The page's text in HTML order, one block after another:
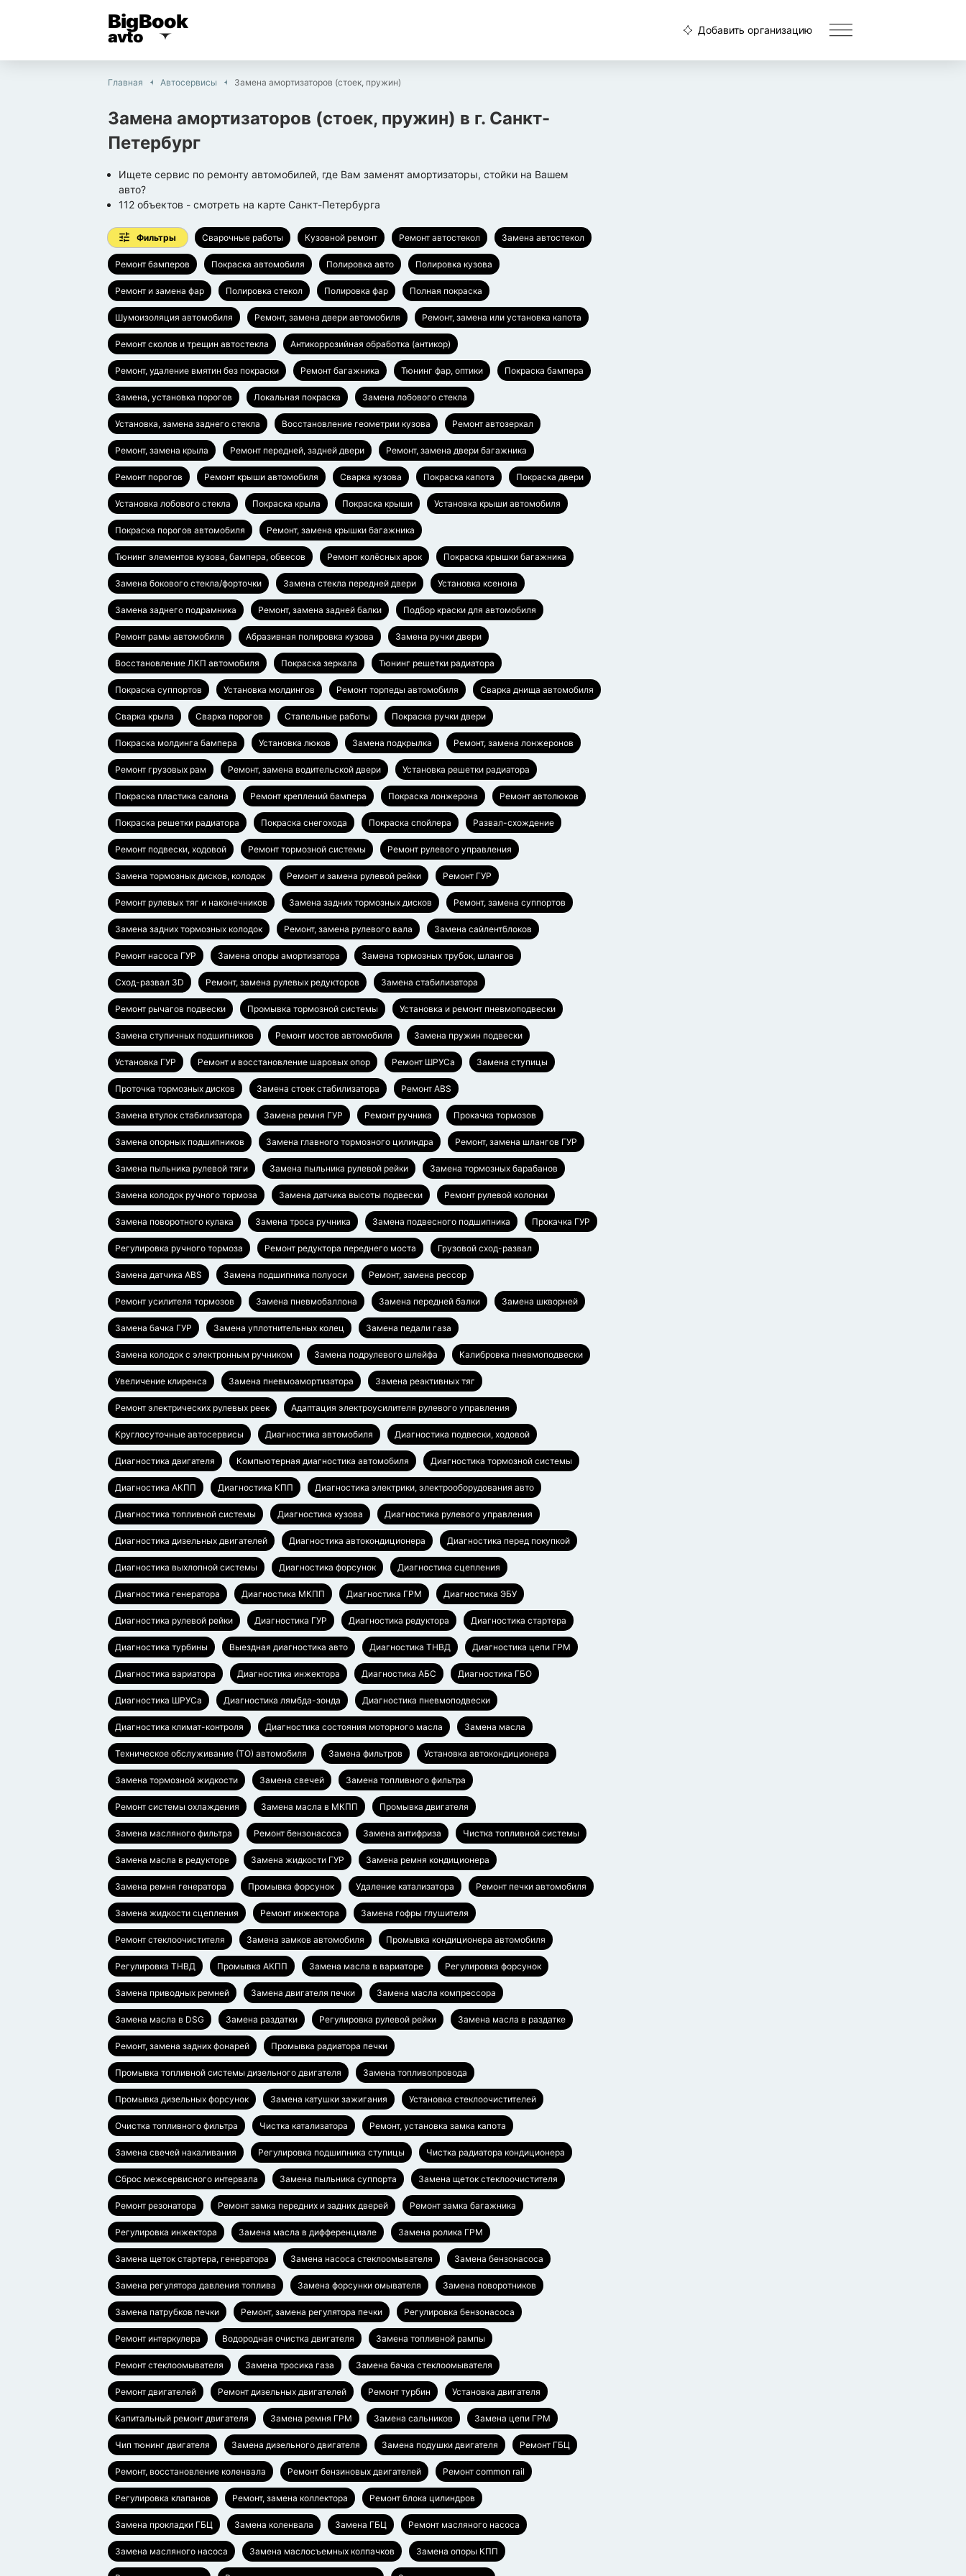
BigBook
avto Добавить организацию
Главная Автосервисы Замена амортизаторов (стоек, пружин)
Замена амортизаторов (стоек, пружин) в г. Санкт-
Петербург
Ищете сервис по ремонту автомобилей, где Вам заменят амортизаторы, стойки на Вашем
авто?
112 объектов - смотреть на карте Санкт-Петербурга
Фильтры Сварочные работы Кузовной ремонт Ремонт автостекол Замена автостекол
Ремонт бамперов Покраска автомобиля Полировка авто Полировка кузова
Ремонт и замена фар Полировка стекол Полировка фар Полная покраска
Шумоизоляция автомобиля Ремонт, замена двери автомобиля Ремонт, замена или установка капота
Ремонт сколов и трещин автостекла Антикоррозийная обработка (антикор)
Ремонт, удаление вмятин без покраски Ремонт багажника Тюнинг фар, оптики Покраска бампера
Замена, установка порогов Локальная покраска Замена лобового стекла
Установка, замена заднего стекла Восстановление геометрии кузова Ремонт автозеркал
Ремонт, замена крыла Ремонт передней, задней двери Ремонт, замена двери багажника
Ремонт порогов Ремонт крыши автомобиля Сварка кузова Покраска капота Покраска двери
Установка лобового стекла Покраска крыла Покраска крыши Установка крыши автомобиля
Покраска порогов автомобиля Ремонт, замена крышки багажника
Тюнинг элементов кузова, бампера, обвесов Ремонт колёсных арок Покраска крышки багажника
Замена бокового стекла/форточки Замена стекла передней двери Установка ксенона
Замена заднего подрамника Ремонт, замена задней балки Подбор краски для автомобиля
Ремонт рамы автомобиля Абразивная полировка кузова Замена ручки двери
Восстановление ЛКП автомобиля Покраска зеркала Тюнинг решетки радиатора
Покраска суппортов Установка молдингов Ремонт торпеды автомобиля Сварка днища автомобиля
Сварка крыла Сварка порогов Стапельные работы Покраска ручки двери
Покраска молдинга бампера Установка люков Замена подкрылка Ремонт, замена лонжеронов
Ремонт грузовых рам Ремонт, замена водительской двери Установка решетки радиатора
Покраска пластика салона Ремонт креплений бампера Покраска лонжерона Ремонт автолюков
Покраска решетки радиатора Покраска снегохода Покраска спойлера Развал-схождение
Ремонт подвески, ходовой Ремонт тормозной системы Ремонт рулевого управления
Замена тормозных дисков, колодок Ремонт и замена рулевой рейки Ремонт ГУР
Ремонт рулевых тяг и наконечников Замена задних тормозных дисков Ремонт, замена суппортов
Замена задних тормозных колодок Ремонт, замена рулевого вала Замена сайлентблоков
Ремонт насоса ГУР Замена опоры амортизатора Замена тормозных трубок, шлангов
Сход-развал 3D Ремонт, замена рулевых редукторов Замена стабилизатора
Ремонт рычагов подвески Промывка тормозной системы Установка и ремонт пневмоподвески
Замена ступичных подшипников Ремонт мостов автомобиля Замена пружин подвески
Установка ГУР Ремонт и восстановление шаровых опор Ремонт ШРУСа Замена ступицы
Проточка тормозных дисков Замена стоек стабилизатора Ремонт ABS
Замена втулок стабилизатора Замена ремня ГУР Ремонт ручника Прокачка тормозов
Замена опорных подшипников Замена главного тормозного цилиндра Ремонт, замена шлангов ГУР
Замена пыльника рулевой тяги Замена пыльника рулевой рейки Замена тормозных барабанов
Замена колодок ручного тормоза Замена датчика высоты подвески Ремонт рулевой колонки
Замена поворотного кулака Замена троса ручника Замена подвесного подшипника Прокачка ГУР
Регулировка ручного тормоза Ремонт редуктора переднего моста Грузовой сход-развал
Замена датчика ABS Замена подшипника полуоси Ремонт, замена рессор
Ремонт усилителя тормозов Замена пневмобаллона Замена передней балки Замена шкворней
Замена бачка ГУР Замена уплотнительных колец Замена педали газа
Замена колодок с электронным ручником Замена подрулевого шлейфа Калибровка пневмоподвески
Увеличение клиренса Замена пневмоамортизатора Замена реактивных тяг
Ремонт электрических рулевых реек Адаптация электроусилителя рулевого управления
Круглосуточные автосервисы Диагностика автомобиля Диагностика подвески, ходовой
Диагностика двигателя Компьютерная диагностика автомобиля Диагностика тормозной системы
Диагностика АКПП Диагностика КПП Диагностика электрики, электрооборудования авто
Диагностика топливной системы Диагностика кузова Диагностика рулевого управления
Диагностика дизельных двигателей Диагностика автокондиционера Диагностика перед покупкой
Диагностика выхлопной системы Диагностика форсунок Диагностика сцепления
Диагностика генератора Диагностика МКПП Диагностика ГРМ Диагностика ЭБУ
Диагностика рулевой рейки Диагностика ГУР Диагностика редуктора Диагностика стартера
Диагностика турбины Выездная диагностика авто Диагностика ТНВД Диагностика цепи ГРМ
Диагностика вариатора Диагностика инжектора Диагностика АБС Диагностика ГБО
Диагностика ШРУСа Диагностика лямбда-зонда Диагностика пневмоподвески
Диагностика климат-контроля Диагностика состояния моторного масла Замена масла
Техническое обслуживание (ТО) автомобиля Замена фильтров Установка автокондиционера
Замена тормозной жидкости Замена свечей Замена топливного фильтра
Ремонт системы охлаждения Замена масла в МКПП Промывка двигателя
Замена масляного фильтра Ремонт бензонасоса Замена антифриза Чистка топливной системы
Замена масла в редукторе Замена жидкости ГУР Замена ремня кондиционера
Замена ремня генератора Промывка форсунок Удаление катализатора Ремонт печки автомобиля
Замена жидкости сцепления Ремонт инжектора Замена гофры глушителя
Ремонт стеклоочистителя Замена замков автомобиля Промывка кондиционера автомобиля
Регулировка ТНВД Промывка АКПП Замена масла в вариаторе Регулировка форсунок
Замена приводных ремней Замена двигателя печки Замена масла компрессора
Замена масла в DSG Замена раздатки Регулировка рулевой рейки Замена масла в раздатке
Ремонт, замена задних фонарей Промывка радиатора печки
Промывка топливной системы дизельного двигателя Замена топливопровода
Промывка дизельных форсунок Замена катушки зажигания Установка стеклоочистителей
Очистка топливного фильтра Чистка катализатора Ремонт, установка замка капота
Замена свечей накаливания Регулировка подшипника ступицы Чистка радиатора кондиционера
Сброс межсервисного интервала Замена пыльника суппорта Замена щеток стеклоочистителя
Ремонт резонатора Ремонт замка передних и задних дверей Ремонт замка багажника
Регулировка инжектора Замена масла в дифференциале Замена ролика ГРМ
Замена щеток стартера, генератора Замена насоса стеклоомывателя Замена бензонасоса
Замена регулятора давления топлива Замена форсунки омывателя Замена поворотников
Замена патрубков печки Ремонт, замена регулятора печки Регулировка бензонасоса
Ремонт интеркулера Водородная очистка двигателя Замена топливной рампы
Ремонт стеклоомывателя Замена тросика газа Замена бачка стеклоомывателя
Ремонт двигателей Ремонт дизельных двигателей Ремонт турбин Установка двигателя
Капитальный ремонт двигателя Замена ремня ГРМ Замена сальников Замена цепи ГРМ
Чип тюнинг двигателя Замена дизельного двигателя Замена подушки двигателя Ремонт ГБЦ
Ремонт, восстановление коленвала Ремонт бензиновых двигателей Ремонт common rail
Регулировка клапанов Ремонт, замена коллектора Ремонт блока цилиндров
Замена прокладки ГБЦ Замена коленвала Замена ГБЦ Ремонт масляного насоса
Замена масляного насоса Замена маслосъемных колпачков Замена опоры КПП